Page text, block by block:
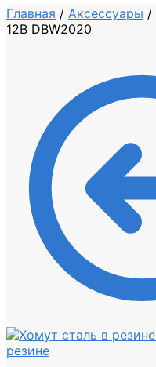
Главная / Аксессуары /
12В DBW2020
резине